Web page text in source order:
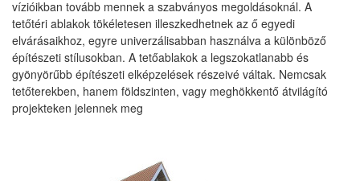
vízióikban tovább mennek a szabványos megoldásoknál. A
tetőtéri ablakok tökéletesen illeszkedhetnek az ő egyedi
elvárásaikhoz, egyre univerzálisabban használva a különböző
építészeti stílusokban. A tetőablakok a legszokatlanabb és
gyönyörűbb építészeti elképzelések részeivé váltak. Nemcsak
tetőterekben, hanem földszinten, vagy meghökkentő átvilágító
projekteken jelennek meg